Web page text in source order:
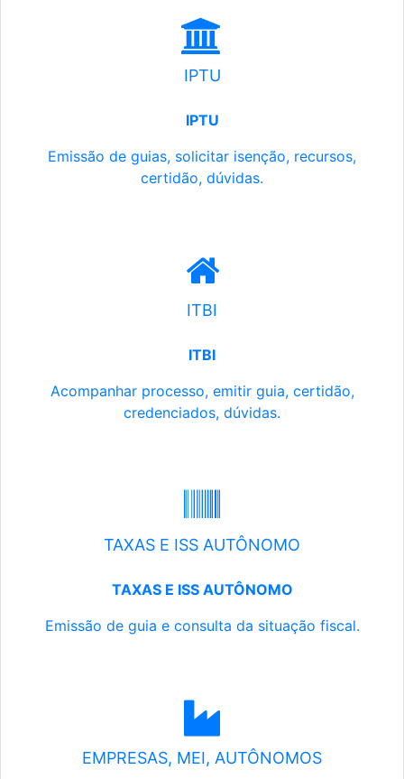
IPTU
IPTU
Emissão de guias, solicitar isenção, recursos,
certidão, dúvidas.
ITBI
ITBI
Acompanhar processo, emitir guia, certidão,
credenciados, dúvidas.
TAXAS E ISS AUTÔNOMO
TAXAS E ISS AUTÔNOMO
Emissão de guia e consulta da situação fiscal.
EMPRESAS, MEI, AUTÔNOMOS